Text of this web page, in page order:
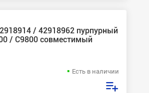
/ 42918962 пурпурный
/ C9800 совместимый
Есть в наличии